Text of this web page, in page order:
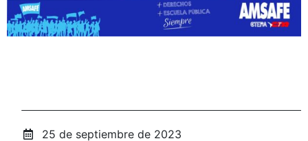
25 de septiembre de 2023